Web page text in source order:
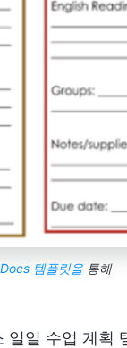
템플릿을 통해
일 수업 계획